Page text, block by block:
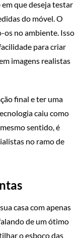
que deseja testar
do móvel. O
os no ambiente. Isso
para criar
imagens realistas
final e ter uma
caiu como
sentido, é
no ramo de
casa com apenas
de um ótimo
o esboço das